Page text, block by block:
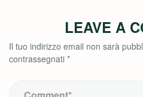
LEAVE A
Il tuo indirizzo email non sarà
contrassegnati *